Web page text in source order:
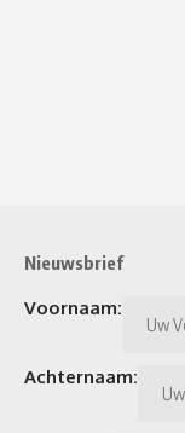
Nieuwsbrief
Voornaam:
Achternaam: